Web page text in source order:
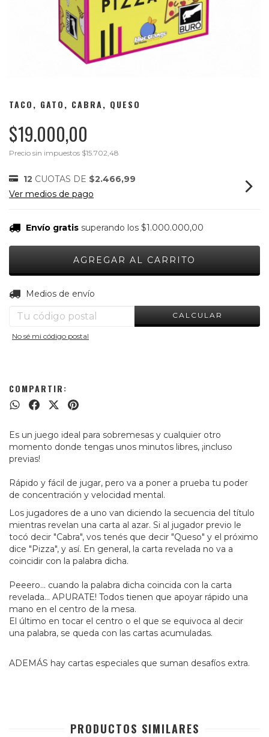
TACO, GATO, CABRA, QUESO
$19.000,00
Precio sin impuestos $15.702,48
12 CUOTAS DE $2.466,99
Ver medios de pago
Envío gratis superando los $1.000.000,00
Entregas para el CP:
Medios de envío
CALCULAR
No sé mi código postal
COMPARTIR:
Es un juego ideal para sobremesas y cualquier otro
momento donde tengas unos minutos libres, ¡incluso
previas!
Rápido y fácil de jugar, pero va a poner a prueba tu poder
de concentración y velocidad mental.
Los jugadores de a uno van diciendo la secuencia del título
mientras revelan una carta al azar. Si al jugador previo le
tocó decir "Cabra", vos tenés que decir "Queso" y el próximo
dice "Pizza", y así. En general, la carta revelada no va a
coincidir con la palabra dicha.
Peeero... cuando la palabra dicha coincida con la carta
revelada... APURATE! Todos tienen que apoyar rápido una
mano en el centro de la mesa.
El último en tocar el centro o el que se equivoca al decir
una palabra, se queda con las cartas acumuladas.
ADEMÁS hay cartas especiales que suman desafíos extra.
PRODUCTOS SIMILARES